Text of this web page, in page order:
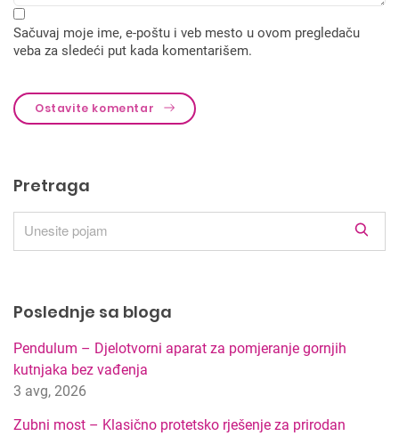
Sačuvaj moje ime, e-poštu i veb mesto u ovom pregledaču
veba za sledeći put kada komentarišem.
Ostavite komentar
Pretraga
e
Poslednje sa bloga
Pendulum – Djelotvorni aparat za pomjeranje gornjih
kutnjaka bez vađenja
3 avg, 2026
Zubni most – Klasično protetsko rješenje za prirodan